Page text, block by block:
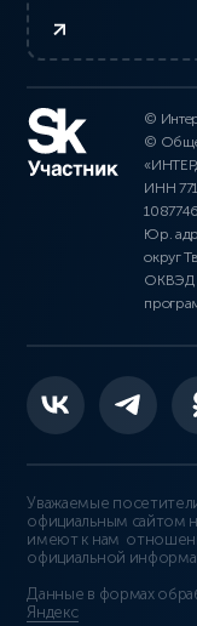
©
©
ИНН
Юр.
округ
ОКВЭД
Уважаемые
официальным сайтом
имеют к нам
официальной
Данные в формах
Яндекс